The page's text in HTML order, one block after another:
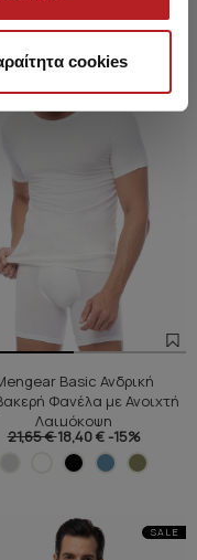
cookies
Basic Ανδρική
Φανέλα με Ανοιχτή
Λαιμόκοψη
21,65 €18,40 € -15%
SALE